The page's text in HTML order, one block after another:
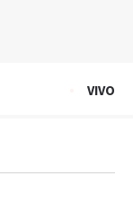
VIVO